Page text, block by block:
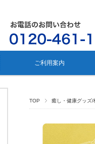
ご利用案内
TOP 癒し・健康グッズ/